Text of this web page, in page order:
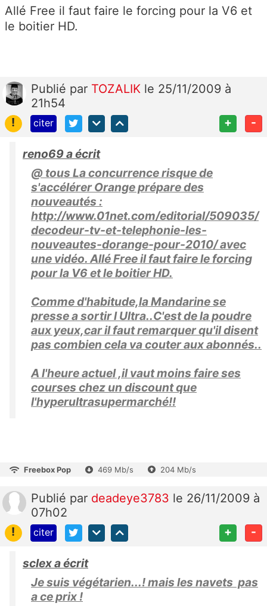
Allé Free il faut faire le forcing pour la V6 et
le boitier HD.
Publié par TOZALIK le 25/11/2009 à
21h54
!
citer + -
reno69 a écrit
@ tous La concurrence risque de
s'accélérer Orange prépare des
nouveautés :
http://www.01net.com/editorial/509035/
decodeur-tv-et-telephonie-les-
nouveautes-dorange-pour-2010/ avec
une vidéo. Allé Free il faut faire le forcing
pour la V6 et le boitier HD.
Comme d'habitude,la Mandarine se
presse a sortir l Ultra..C'est de la poudre
aux yeux,car il faut remarquer qu'il disent
pas combien cela va couter aux abonnés..
A l'heure actuel ,il vaut moins faire ses
courses chez un discount que
l'hyperultrasupermarché!!
Freebox Pop 469 Mb/s 204 Mb/s
Publié par deadeye3783 le 26/11/2009 à
07h02
!
citer + -
sclex a écrit
Je suis végétarien...! mais les navets pas
a ce prix !